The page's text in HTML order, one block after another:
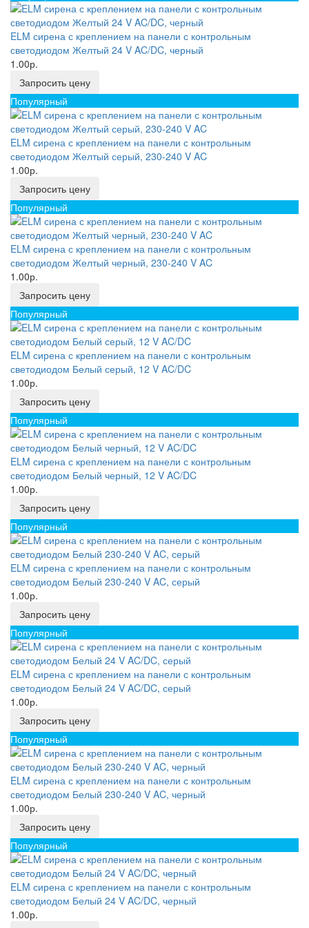
ELM сирена с креплением на панели с контрольным
светодиодом Желтый 24 V AC/DC, черный
1.00р.
Запросить цену
Популярный
ELM сирена с креплением на панели с контрольным
светодиодом Желтый серый, 230-240 V AC
1.00р.
Запросить цену
Популярный
ELM сирена с креплением на панели с контрольным
светодиодом Желтый черный, 230-240 V AC
1.00р.
Запросить цену
Популярный
ELM сирена с креплением на панели с контрольным
светодиодом Белый серый, 12 V AC/DC
1.00р.
Запросить цену
Популярный
ELM сирена с креплением на панели с контрольным
светодиодом Белый черный, 12 V AC/DC
1.00р.
Запросить цену
Популярный
ELM сирена с креплением на панели с контрольным
светодиодом Белый 230-240 V AC, серый
1.00р.
Запросить цену
Популярный
ELM сирена с креплением на панели с контрольным
светодиодом Белый 24 V AC/DC, серый
1.00р.
Запросить цену
Популярный
ELM сирена с креплением на панели с контрольным
светодиодом Белый 230-240 V AC, черный
1.00р.
Запросить цену
Популярный
ELM сирена с креплением на панели с контрольным
светодиодом Белый 24 V AC/DC, черный
1.00р.